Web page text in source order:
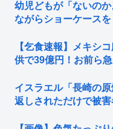
幼児どもが「ないの
ながらショーケース
【乞食速報】メキシ
供で39億円！お前ら急
イスラエル「長崎の
返しされただけで被